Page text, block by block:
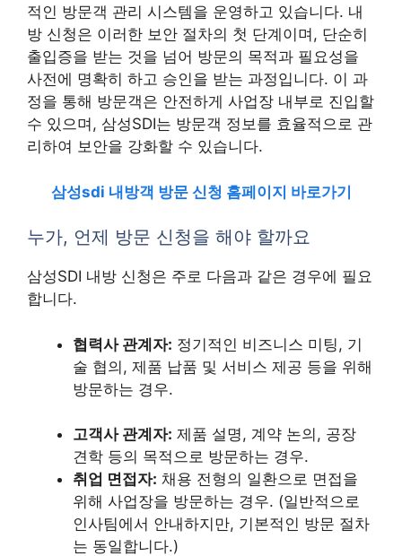
적인 방문객 관리 시스템을 운영하고 있습니다. 내
방 신청은 이러한 보안 절차의 첫 단계이며, 단순히
출입증을 받는 것을 넘어 방문의 목적과 필요성을
사전에 명확히 하고 승인을 받는 과정입니다. 이 과
정을 통해 방문객은 안전하게 사업장 내부로 진입할
수 있으며, 삼성SDI는 방문객 정보를 효율적으로 관
리하여 보안을 강화할 수 있습니다.
삼성sdi 내방객 방문 신청 홈페이지 바로가기
누가, 언제 방문 신청을 해야 할까요
삼성SDI 내방 신청은 주로 다음과 같은 경우에 필요
합니다.
협력사 관계자: 정기적인 비즈니스 미팅, 기
술 협의, 제품 납품 및 서비스 제공 등을 위해
방문하는 경우.
고객사 관계자: 제품 설명, 계약 논의, 공장
견학 등의 목적으로 방문하는 경우.
취업 면접자: 채용 전형의 일환으로 면접을
위해 사업장을 방문하는 경우. (일반적으로
인사팀에서 안내하지만, 기본적인 방문 절차
는 동일합니다.)